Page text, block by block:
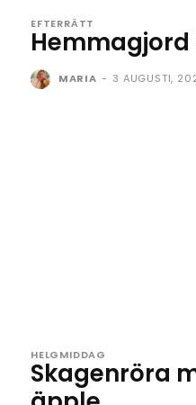
EFTERRÄTT
MARIA - 3 AUGUSTI,
HELGMIDDAG
Skagenröra